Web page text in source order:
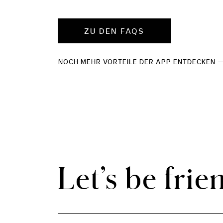
ZU DEN FAQS
NOCH MEHR VORTEILE DER APP ENTDECKEN
Let’s be